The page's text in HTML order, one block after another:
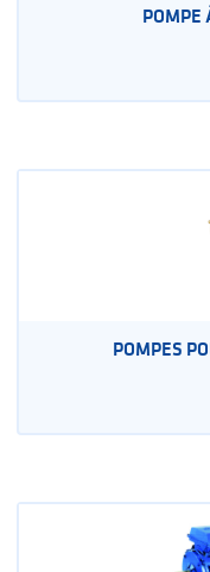
POMPE
POMPES